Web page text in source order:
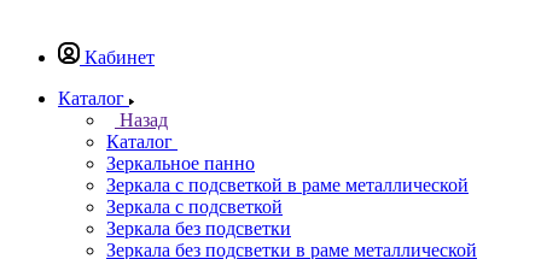
Кабинет
Каталог
Назад
Каталог
Зеркальное панно
Зеркала с подсветкой в раме металлической
Зеркала с подсветкой
Зеркала без подсветки
Зеркала без подсветки в раме металлической